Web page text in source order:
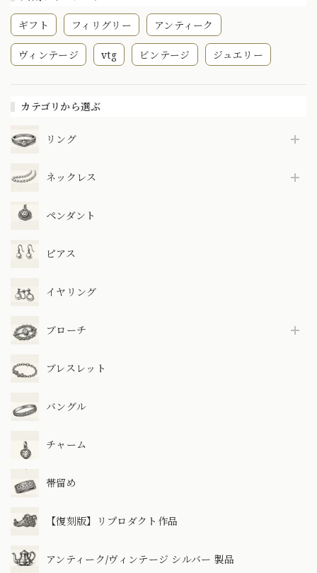
ギフト フィリグリー アンティーク
ヴィンテージ vtg ビンテージ ジュエリー
カテゴリから選ぶ
リング
ネックレス
ペンダント
ピアス
イヤリング
ブローチ
ブレスレット
バングル
チャーム
帯留め
【復刻版】リプロダクト作品
アンティーク/ヴィンテージ シルバー 製品